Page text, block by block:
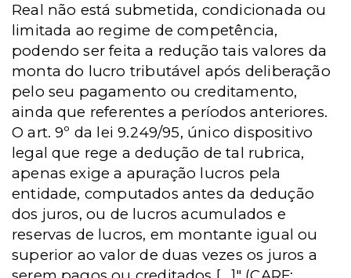
Real não está submetida, condicionada ou
limitada ao regime de competência,
podendo ser feita a redução tais valores da
monta do lucro tributável após deliberação
pelo seu pagamento ou creditamento,
ainda que referentes a períodos anteriores.
O art. 9º da lei 9.249/95, único dispositivo
legal que rege a dedução de tal rubrica,
apenas exige a apuração lucros pela
entidade, computados antes da dedução
dos juros, ou de lucros acumulados e
reservas de lucros, em montante igual ou
superior ao valor de duas vezes os juros a